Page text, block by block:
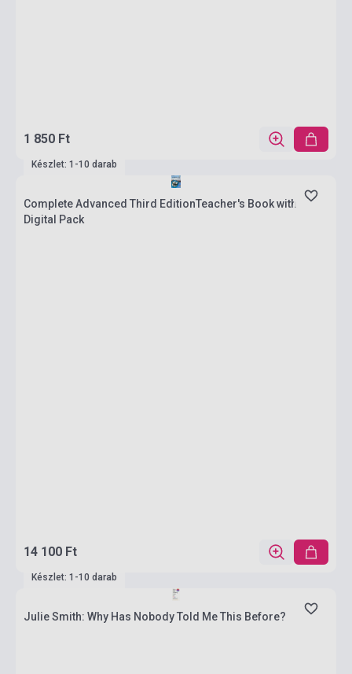
1 850 Ft
Készlet: 1-10 darab
Complete Advanced Third EditionTeacher's Book with
Digital Pack
14 100 Ft
Készlet: 1-10 darab
Julie Smith: Why Has Nobody Told Me This Before?